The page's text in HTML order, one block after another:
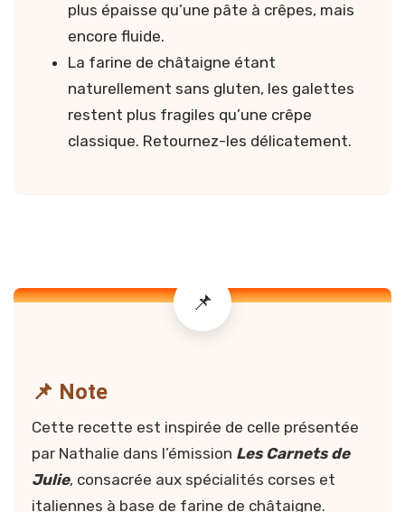
plus épaisse qu’une pâte à crêpes, mais
encore fluide.
La farine de châtaigne étant
naturellement sans gluten, les galettes
restent plus fragiles qu’une crêpe
classique. Retournez-les délicatement.
📌 Note
Cette recette est inspirée de celle présentée
par Nathalie dans l’émission Les Carnets de
Julie, consacrée aux spécialités corses et
italiennes à base de farine de châtaigne.